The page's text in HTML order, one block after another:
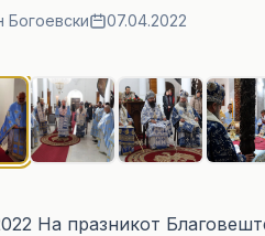
Богоевски 07.04.2022
На празникот